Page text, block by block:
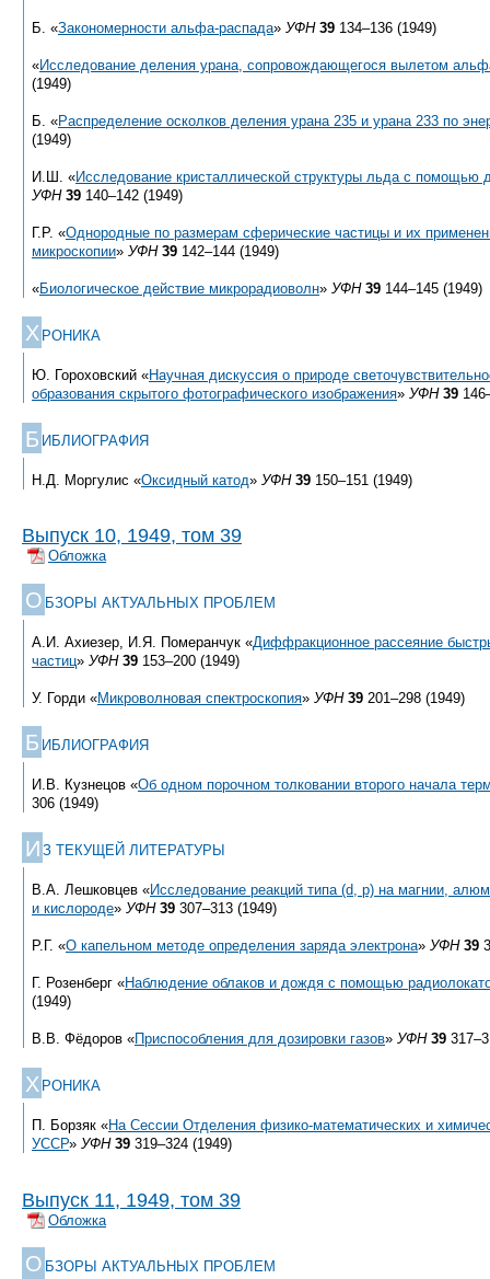
Б. «Закономерности альфа-распада» УФН 39 134–136 (1949)
«Исследование деления урана, сопровождающегося вылетом
(1949)
Б. «Распределение осколков деления урана 235 и урана 233 по
(1949)
И.Ш. «Исследование кристаллической структуры льда с помощью
УФН 39 140–142 (1949)
Г.Р. «Однородные по размерам сферические частицы и их
микроскопии» УФН 39 142–144 (1949)
«Биологическое действие микрорадиоволн» УФН 39 144–145 (1949)
Х РОНИКА
Ю. Гороховский «Научная дискуссия о природе
образования скрытого фотографического изображения» УФН 39
Б ИБЛИОГРАФИЯ
Н.Д. Моргулис «Оксидный катод» УФН 39 150–151 (1949)
Выпуск 10, 1949, том 39
Обложка
О БЗОРЫ АКТУАЛЬНЫХ ПРОБЛЕМ
А.И. Ахиезер, И.Я. Померанчук «Диффракционное рассеяние
частиц» УФН 39 153–200 (1949)
У. Горди «Микроволновая спектроскопия» УФН 39 201–298 (1949)
Б ИБЛИОГРАФИЯ
И.В. Кузнецов «Об одном порочном толковании второго начала
306 (1949)
И З ТЕКУЩЕЙ ЛИТЕРАТУРЫ
В.А. Лешковцев «Исследование реакций типа (d, p) на магнии,
и кислороде» УФН 39 307–313 (1949)
Р.Г. «О капельном методе определения заряда электрона» УФН 39
Г. Розенберг «Наблюдение облаков и дождя с помощью
(1949)
В.В. Фёдоров «Приспособления для дозировки газов» УФН 39
Х РОНИКА
П. Борзяк «На Сессии Отделения физико-математических и
УССР» УФН 39 319–324 (1949)
Выпуск 11, 1949, том 39
Обложка
О БЗОРЫ АКТУАЛЬНЫХ ПРОБЛЕМ